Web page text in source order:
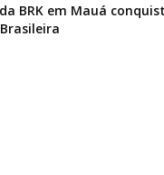
BRK em Mauá